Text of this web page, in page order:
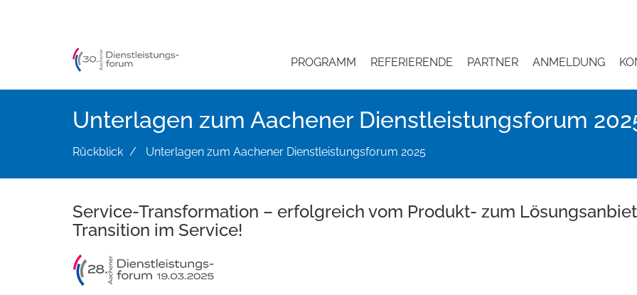
PROGRAMM
REFERIERENDE PARTNER ANMELDUNG
Unterlagen zum Aachener Dienstleistungsforum
Rückblick Unterlagen zum Aachener Dienstleistungsforum 2025
Service-Transformation – erfolgreich vom Produkt- zum
Transition im Service!